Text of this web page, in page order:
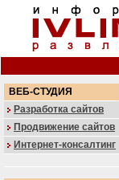
ВЕБ-СТУДИЯ
Разработка сайтов
Продвижение сайтов
Интернет-консалтинг